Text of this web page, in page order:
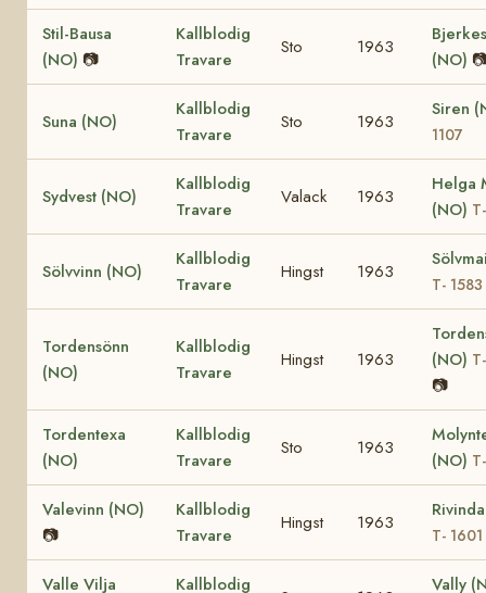
Stil-Bausa
(NO) 📷
Kallblodig
Travare
Sto 1963
(NO)
Suna (NO)
Kallblodig
Travare
Sto 1963
Siren
1107
Sydvest (NO)
Kallblodig
Travare
Valack 1963
Helga
(NO)
Sölvvinn (NO)
Kallblodig
Travare
Hingst 1963
T- 1583
Tordensönn
(NO)
Kallblodig
Travare
Hingst 1963
(NO)
📷
Tordentexa
(NO)
Kallblodig
Travare
Sto 1963
(NO)
Valevinn (NO)
📷
Kallblodig
Travare
Hingst 1963
T- 1601
Valle Vilja Kallblodig Vally